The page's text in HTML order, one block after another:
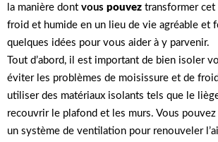
la manière dont vous pouvez transformer cet
froid et humide en un lieu de vie agréable et
quelques idées pour vous aider à y parvenir.
Tout d’abord, il est important de bien isoler
éviter les problèmes de moisissure et de
utiliser des matériaux isolants tels que le
recouvrir le plafond et les murs. Vous
un système de ventilation pour renouveler